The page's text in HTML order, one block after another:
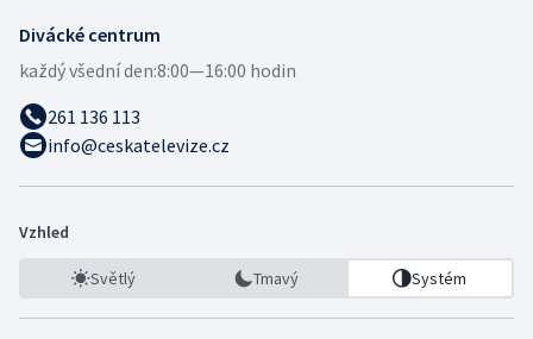
Divácké centrum
každý všední den:8:00—16:00 hodin
261 136 113
info@ceskatelevize.cz
Vzhled
Světlý Tmavý Systém